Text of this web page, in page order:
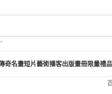
奇名畫短片藝術播客出版畫冊限量禮品